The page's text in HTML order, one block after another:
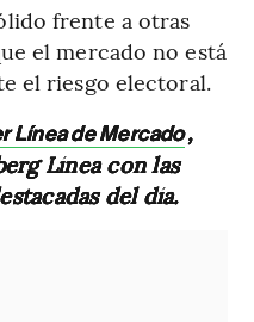
frente a otras
el mercado no está
el riesgo electoral.
Línea de Mercado,
Línea con las
del día.